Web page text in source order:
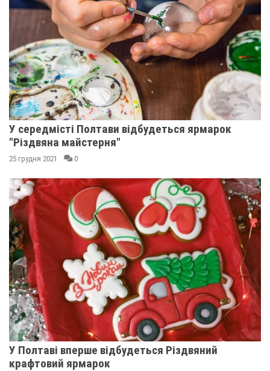
У середмісті Полтави відбудеться ярмарок
"Різдвяна майстерня"
25 грудня 2021 0
У Полтаві вперше відбудеться Різдвяний
крафтовий ярмарок